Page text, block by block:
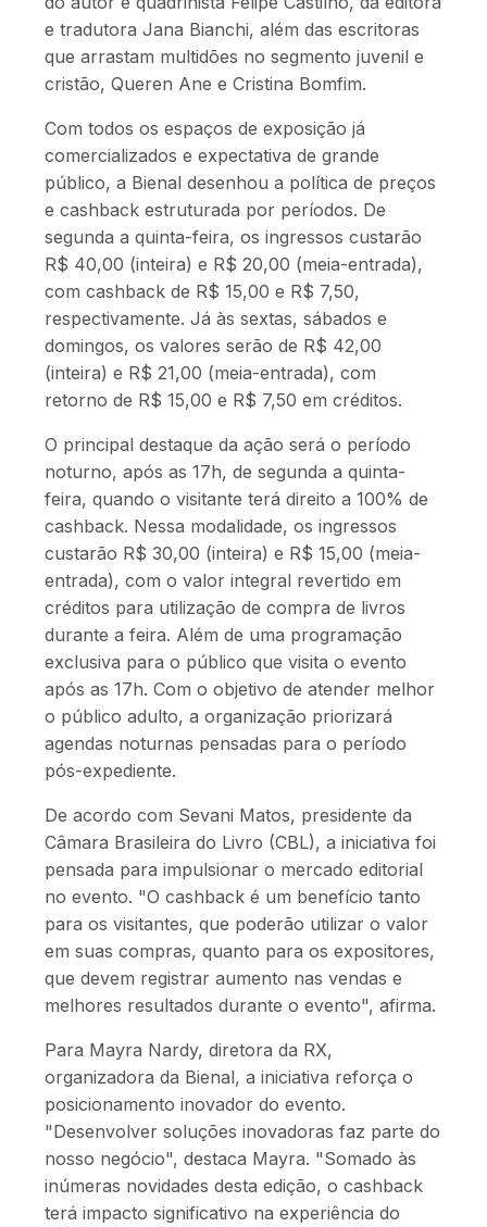
e tradutora Jana Bianchi, além das escritoras
que arrastam multidões no segmento juvenil e
cristão, Queren Ane e Cristina Bomfim.
Com todos os espaços de exposição já
comercializados e expectativa de grande
público, a Bienal desenhou a política de preços
e cashback estruturada por períodos. De
segunda a quinta-feira, os ingressos custarão
R$ 40,00 (inteira) e R$ 20,00 (meia-entrada),
com cashback de R$ 15,00 e R$ 7,50,
respectivamente. Já às sextas, sábados e
domingos, os valores serão de R$ 42,00
(inteira) e R$ 21,00 (meia-entrada), com
retorno de R$ 15,00 e R$ 7,50 em créditos.
O principal destaque da ação será o período
noturno, após as 17h, de segunda a quinta-
feira, quando o visitante terá direito a 100% de
cashback. Nessa modalidade, os ingressos
custarão R$ 30,00 (inteira) e R$ 15,00 (meia-
entrada), com o valor integral revertido em
créditos para utilização de compra de livros
durante a feira. Além de uma programação
exclusiva para o público que visita o evento
após as 17h. Com o objetivo de atender melhor
o público adulto, a organização priorizará
agendas noturnas pensadas para o período
pós-expediente.
De acordo com Sevani Matos, presidente da
Câmara Brasileira do Livro (CBL), a iniciativa foi
pensada para impulsionar o mercado editorial
no evento. "O cashback é um benefício tanto
para os visitantes, que poderão utilizar o valor
em suas compras, quanto para os expositores,
que devem registrar aumento nas vendas e
melhores resultados durante o evento", afirma.
Para Mayra Nardy, diretora da RX,
organizadora da Bienal, a iniciativa reforça o
posicionamento inovador do evento.
"Desenvolver soluções inovadoras faz parte do
nosso negócio", destaca Mayra. "Somado às
inúmeras novidades desta edição, o cashback
terá impacto significativo na experiência do